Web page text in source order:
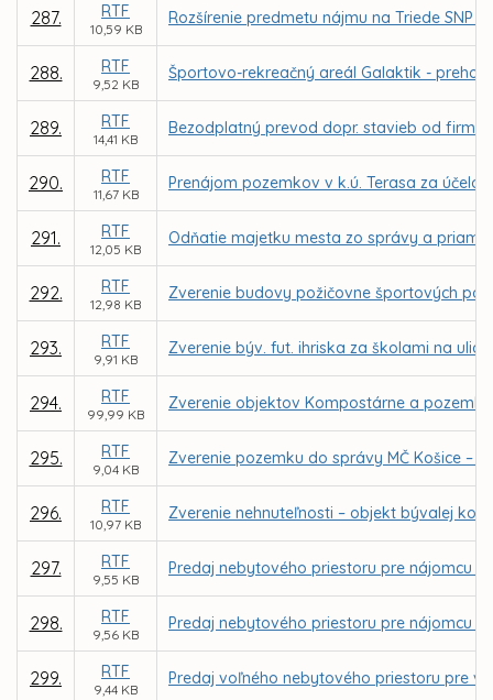
287. RTF
10,59 KB
Rozšírenie predmetu nájmu na Triede SNP
288. RTF
9,52 KB
Športovo-rekreačný areál Galaktik -
289. RTF
14,41 KB
Bezodplatný prevod dopr. stavieb od firmy
290. RTF
11,67 KB
Prenájom pozemkov v k.ú. Terasa za
291. RTF
12,05 KB
Odňatie majetku mesta zo správy a priamy
292. RTF
12,98 KB
Zverenie budovy požičovne športových
293. RTF
9,91 KB
Zverenie býv. fut. ihriska za školami na
294. RTF
99,99 KB
Zverenie objektov Kompostárne a
295. RTF
9,04 KB
Zverenie pozemku do správy MČ Košice –
296. RTF
10,97 KB
Zverenie nehnuteľnosti – objekt bývalej
297. RTF
9,55 KB
Predaj nebytového priestoru pre nájomcu
298. RTF
9,56 KB
Predaj nebytového priestoru pre nájomcu
299. RTF
9,44 KB
Predaj voľného nebytového priestoru pre